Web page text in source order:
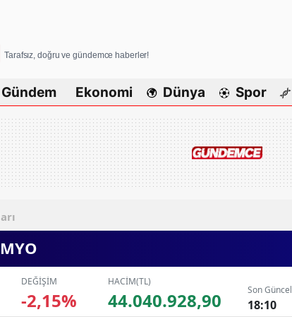
Tarafsız, doğru ve gündemce haberler!
Gündem Ekonomi Dünya Spor
DEĞİŞİM
-2,15%
HACİM(TL)
44.040.928,90 Son
18:10